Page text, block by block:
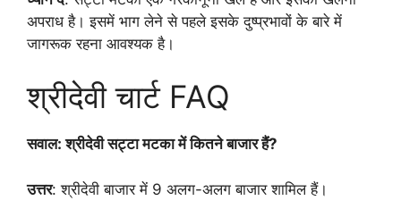
अपराध है। इसमें भाग लेने से पहले इसके दुष्प्रभावों के बारे में
जागरूक रहना आवश्यक है।
श्रीदेवी चार्ट FAQ
सवाल: श्रीदेवी सट्टा मटका में कितने बाजार हैं?
उत्तर: श्रीदेवी बाजार में 9 अलग-अलग बाजार शामिल हैं।